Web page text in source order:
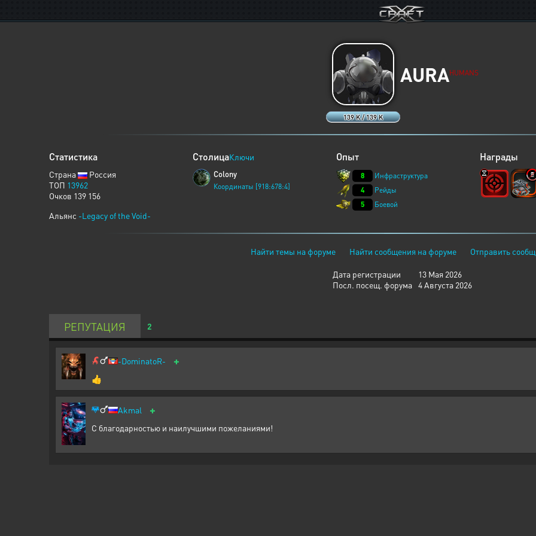
139 K / 139 K
AURAHUMANS
Статистика
Страна
Россия
ТОП 13962
Очков 139 156
Альянс -Legacy of the Void-
СтолицаКлючи
Colony
Координаты [918:678:4]
Опыт
8
Инфраструктура
4
Рейды
5
Боевой
Награды
Найти темы на форуме Найти сообщения на форуме Отправить
Дата регистрации
13 Мая 2026
Посл. посещ. форума 4 Августа 2026
РЕПУТАЦИЯ 2
-DominatoR- +
👍
Akmal +
С благодарностью и наилучшими пожеланиями!